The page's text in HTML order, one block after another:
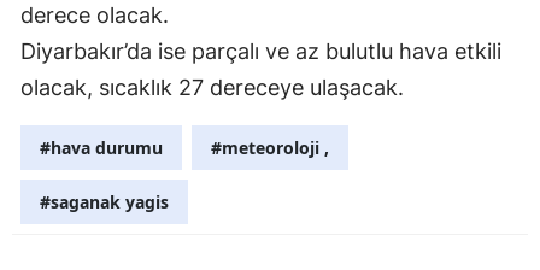
derece olacak.
Diyarbakır’da ise parçalı ve az bulutlu hava etkili
olacak, sıcaklık 27 dereceye ulaşacak.
#hava durumu #meteoroloji ,
#saganak yagis